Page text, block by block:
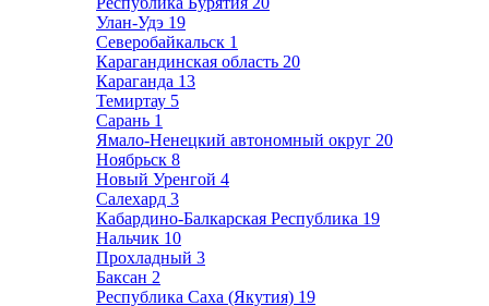
Улан-Удэ 19
Северобайкальск 1
Карагандинская область 20
Караганда 13
Темиртау 5
Сарань 1
Ямало-Ненецкий автономный округ 20
Ноябрьск 8
Новый Уренгой 4
Салехард 3
Кабардино-Балкарская Республика 19
Нальчик 10
Прохладный 3
Баксан 2
Республика Саха (Якутия) 19